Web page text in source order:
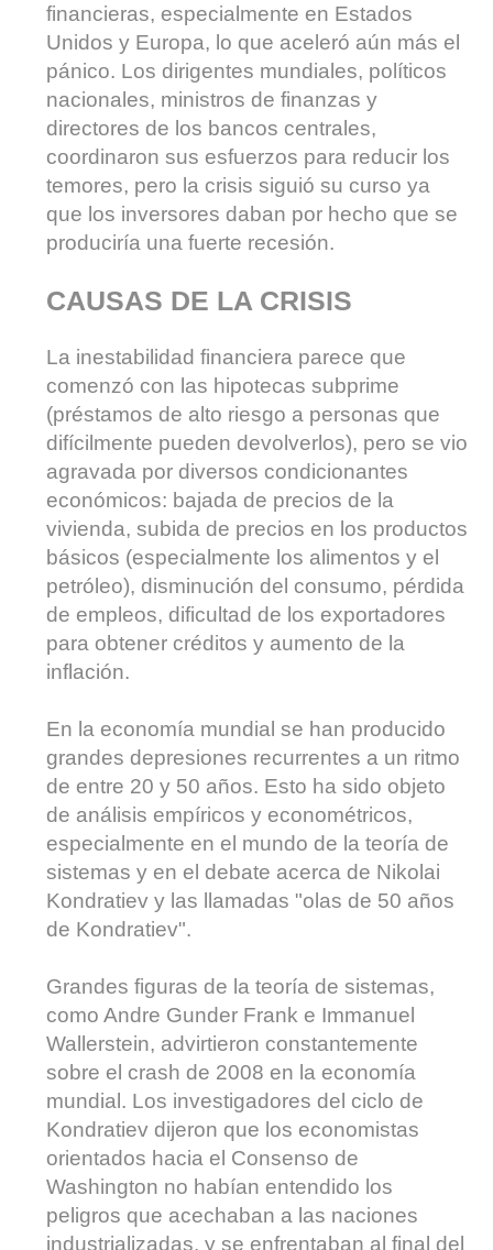
financieras, especialmente en Estados
Unidos y Europa, lo que aceleró aún más el
pánico. Los dirigentes mundiales, políticos
nacionales, ministros de finanzas y
directores de los bancos centrales,
coordinaron sus esfuerzos para reducir los
temores, pero la crisis siguió su curso ya
que los inversores daban por hecho que se
produciría una fuerte recesión.
CAUSAS DE LA CRISIS
La inestabilidad financiera parece que
comenzó con las hipotecas subprime
(préstamos de alto riesgo a personas que
difícilmente pueden devolverlos), pero se vio
agravada por diversos condicionantes
económicos: bajada de precios de la
vivienda, subida de precios en los productos
básicos (especialmente los alimentos y el
petróleo), disminución del consumo, pérdida
de empleos, dificultad de los exportadores
para obtener créditos y aumento de la
inflación.
En la economía mundial se han producido
grandes depresiones recurrentes a un ritmo
de entre 20 y 50 años. Esto ha sido objeto
de análisis empíricos y econométricos,
especialmente en el mundo de la teoría de
sistemas y en el debate acerca de Nikolai
Kondratiev y las llamadas "olas de 50 años
de Kondratiev".
Grandes figuras de la teoría de sistemas,
como Andre Gunder Frank e Immanuel
Wallerstein, advirtieron constantemente
sobre el crash de 2008 en la economía
mundial. Los investigadores del ciclo de
Kondratiev dijeron que los economistas
orientados hacia el Consenso de
Washington no habían entendido los
peligros que acechaban a las naciones
industrializadas, y se enfrentaban al final del